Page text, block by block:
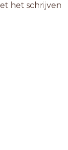
het schrijven